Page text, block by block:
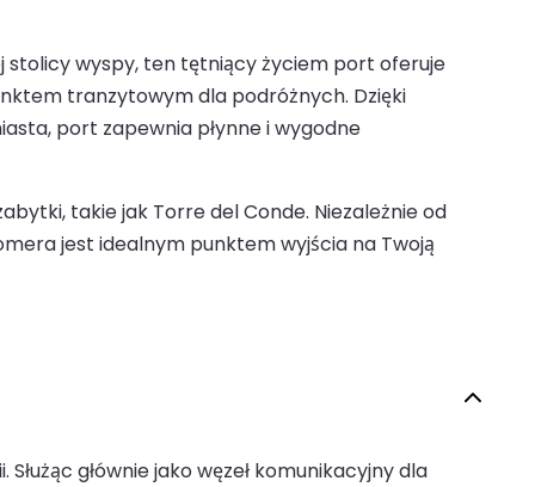
stolicy wyspy, ten tętniący życiem port oferuje
tranzytowym dla podróżnych. Dzięki
port zapewnia płynne i wygodne
takie jak Torre del Conde. Niezależnie od
jest idealnym punktem wyjścia na Twoją
głównie jako węzeł komunikacyjny dla